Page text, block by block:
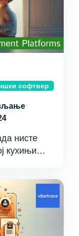
софтвер
нисте
кухињи…